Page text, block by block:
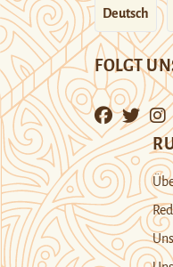
Deutsch
FOLGT